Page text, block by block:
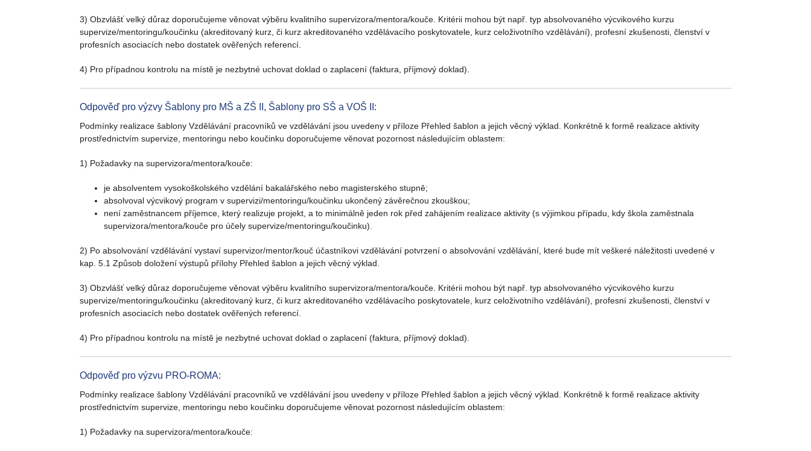
3) Obzvlášť velký důraz doporučujeme věnovat výběru kvalitního supervizora/mentora/kouče. Kritérii mohou být např. typ absolvovaného výcvikového kurzu
supervize/mentoringu/koučinku (akreditovaný kurz, či kurz akreditovaného vzdělávacího poskytovatele, kurz celoživotního vzdělávání), profesní zkušenosti, členství v
profesních asociacích nebo dostatek ověřených referencí.
4) Pro případnou kontrolu na místě je nezbytné uchovat doklad o zaplacení (faktura, příjmový doklad).
Odpověď pro výzvy Šablony pro MŠ a ZŠ II, Šablony pro SŠ a VOŠ II:
Podmínky realizace šablony Vzdělávání pracovníků ve vzdělávání jsou uvedeny v příloze Přehled šablon a jejich věcný výklad. Konkrétně k formě realizace aktivity
prostřednictvím supervize, mentoringu nebo koučinku doporučujeme věnovat pozornost následujícím oblastem:
1) Požadavky na supervizora/mentora/kouče:
je absolventem vysokoškolského vzdělání bakalářského nebo magisterského stupně;
absolvoval výcvikový program v supervizi/mentoringu/koučinku ukončený závěrečnou zkouškou;
není zaměstnancem příjemce, který realizuje projekt, a to minimálně jeden rok před zahájením realizace aktivity (s výjimkou případu, kdy škola zaměstnala
supervizora/mentora/kouče pro účely supervize/mentoringu/koučinku).
2) Po absolvování vzdělávání vystaví supervizor/mentor/kouč účastníkovi vzdělávání potvrzení o absolvování vzdělávání, které bude mít veškeré náležitosti uvedené v
kap. 5.1 Způsob doložení výstupů přílohy Přehled šablon a jejich věcný výklad.
3) Obzvlášť velký důraz doporučujeme věnovat výběru kvalitního supervizora/mentora/kouče. Kritérii mohou být např. typ absolvovaného výcvikového kurzu
supervize/mentoringu/koučinku (akreditovaný kurz, či kurz akreditovaného vzdělávacího poskytovatele, kurz celoživotního vzdělávání), profesní zkušenosti, členství v
profesních asociacích nebo dostatek ověřených referencí.
4) Pro případnou kontrolu na místě je nezbytné uchovat doklad o zaplacení (faktura, příjmový doklad).
Odpověď pro výzvu PRO-ROMA:
Podmínky realizace šablony Vzdělávání pracovníků ve vzdělávání jsou uvedeny v příloze Přehled šablon a jejich věcný výklad. Konkrétně k formě realizace aktivity
prostřednictvím supervize, mentoringu nebo koučinku doporučujeme věnovat pozornost následujícím oblastem:
1) Požadavky na supervizora/mentora/kouče: